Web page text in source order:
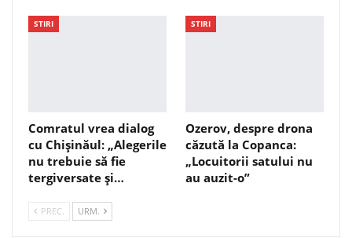
STIRI
Comratul vrea dialog
cu Chișinăul: „Alegerile
nu trebuie să fie
tergiversate și…
STIRI
Ozerov, despre drona
căzută la Copanca:
„Locuitorii satului nu
au auzit-o”
PREC. URM.